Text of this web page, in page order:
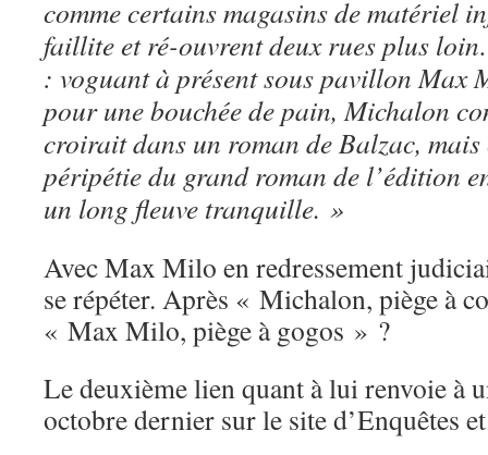
comme certains magasins de matériel
faillite et ré-ouvrent deux rues plus
: voguant à présent sous pavillon Max
pour une bouchée de pain, Michalon
croirait dans un roman de Balzac, mais
péripétie du grand roman de l’édition
un long fleuve tranquille. »
Avec Max Milo en redressement
se répéter. Après « Michalon, piège à
« Max Milo, piège à gogos » ?
Le deuxième lien quant à lui renvoie à
octobre dernier sur le site d’Enquêtes